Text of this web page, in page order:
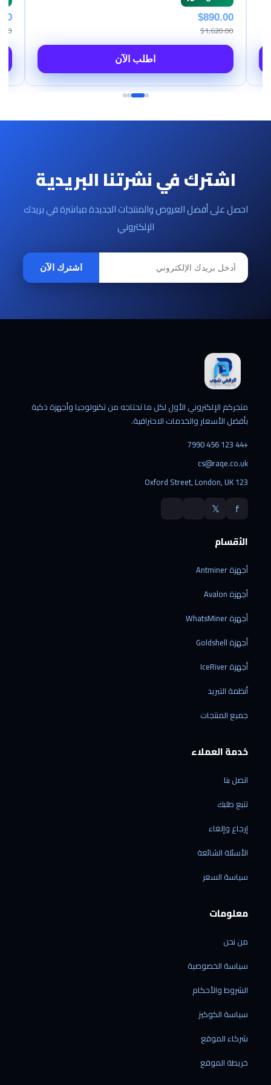
$890.00
$1,620.00
اطلب الآن
اشترك في نشرتنا البريدية
احصل على أفضل العروض والمنتجات الجديدة مباشرة في بريدك
الإلكتروني
اشترك الآن
متجركم الإلكتروني الأول لكل ما تحتاجه من تكنولوجيا وأجهزة ذكية
بأفضل الأسعار والخدمات الاحترافية.
+44 123 456 7990
cs@raqe.co.uk
123 Oxford Street, London, UK
f
𝕏
الأقسام
أجهزة Antminer
أجهزة Avalon
أجهزة WhatsMiner
أجهزة Goldshell
أجهزة IceRiver
أنظمة التبريد
جميع المنتجات
خدمة العملاء
اتصل بنا
تتبع طلبك
إرجاع وإلغاء
الأسئلة الشائعة
سياسة السعر
معلومات
من نحن
سياسة الخصوصية
الشروط والأحكام
سياسة الكوكيز
شركاء الموقع
خريطة الموقع